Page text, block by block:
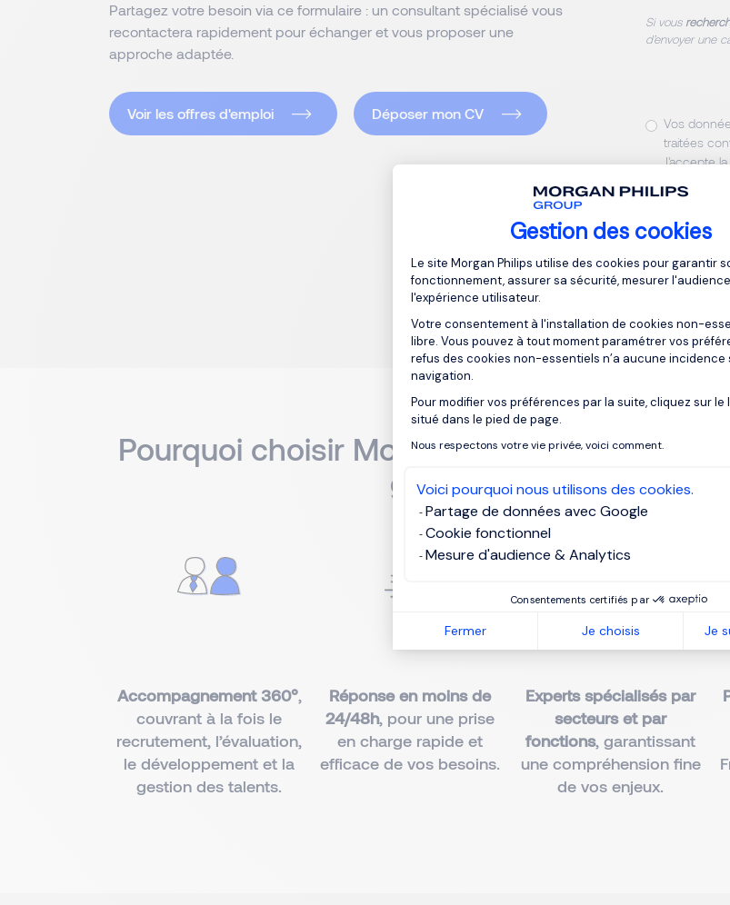
Gestion des cookies
Plateforme de Gestion du
Le site Morgan Philips utilise des cookies pour garantir
fonctionnement, assurer sa sécurité, mesurer
l'expérience utilisateur.
Votre consentement à l'installation de cookies non-
libre. Vous pouvez à tout moment paramétrer vos
refus des cookies non-essentiels n’a aucune incidence
navigation.
Pour modifier vos préférences par la suite, cliquez sur le
situé dans le pied de page.
Nous respectons votre vie privée, voici comment.
Voici pourquoi nous utilisons des cookies.
Partage de données avec Google
Cookie fonctionnel
Mesure d'audience & Analytics
Consentements certifiés par
Fermer Je choisis Je
Axeptio consent
Partagez votre besoin via ce formulaire : un consultant spécialisé vous
recontactera rapidement pour échanger et vous proposer une
approche adaptée.
Voir les offres d'emploi Déposer mon CV
Si vous
d’envoyer une
Vos
traitées
J'accepte
Pourquoi choisir Morgan Philips comme
gestion des talents en
Accompagnement 360°,
couvrant à la fois le
recrutement, l’évaluation,
le développement et la
gestion des talents.
Réponse en moins de
24/48h, pour une prise
en charge rapide et
efficace de vos besoins.
Experts spécialisés par
secteurs et par
fonctions, garantissant
une compréhension fine
de vos enjeux.